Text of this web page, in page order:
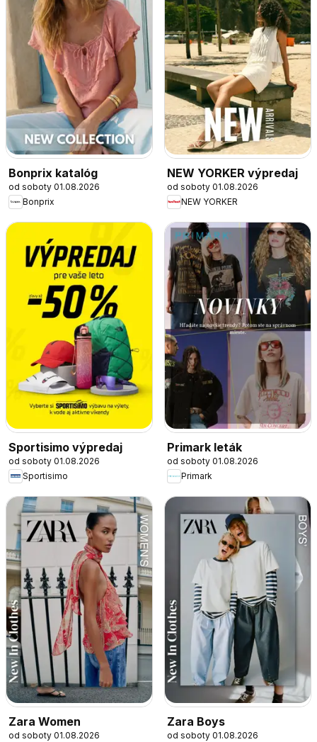
Bonprix katalóg
od soboty 01.08.2026
Bonprix
NEW YORKER výpredaj
od soboty 01.08.2026
NEW YORKER
Sportisimo výpredaj
od soboty 01.08.2026
Sportisimo
Primark leták
od soboty 01.08.2026
Primark
Zara Women
od soboty 01.08.2026
Zara Boys
od soboty 01.08.2026